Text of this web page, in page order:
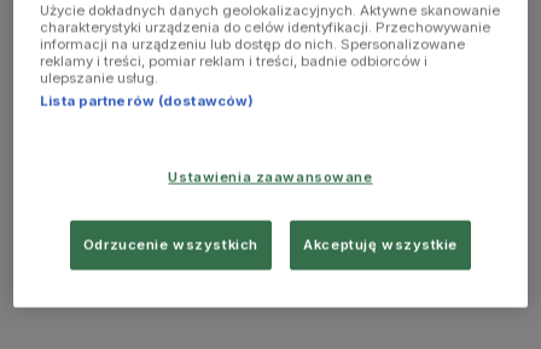
Użycie dokładnych danych geolokalizacyjnych. Aktywne skanowanie
charakterystyki urządzenia do celów identyfikacji. Przechowywanie
informacji na urządzeniu lub dostęp do nich. Spersonalizowane
reklamy i treści, pomiar reklam i treści, badnie odbiorców i
ulepszanie usług.
Lista partnerów (dostawców)
Ustawienia zaawansowane
Odrzucenie wszystkich Akceptuję wszystkie